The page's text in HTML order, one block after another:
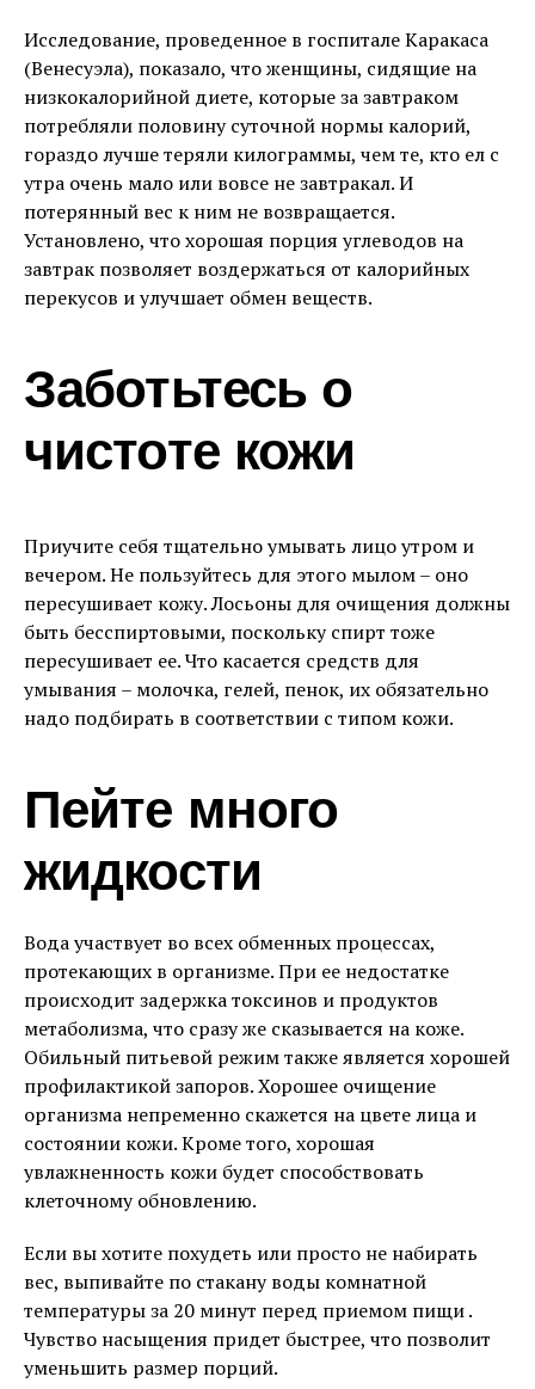
Исследование, проведенное в госпитале Каракаса
(Венесуэла), показало, что женщины, сидящие на
низкокалорийной диете, которые за завтраком
потребляли половину суточной нормы калорий,
гораздо лучше теряли килограммы, чем те, кто ел с
утра очень мало или вовсе не завтракал. И
потерянный вес к ним не возвращается.
Установлено, что хорошая порция углеводов на
завтрак позволяет воздержаться от калорийных
перекусов и улучшает обмен веществ.
Заботьтесь о
чистоте кожи
Приучите себя тщательно умывать лицо утром и
вечером. Не пользуйтесь для этого мылом – оно
пересушивает кожу. Лосьоны для очищения должны
быть бесспиртовыми, поскольку спирт тоже
пересушивает ее. Что касается средств для
умывания – молочка, гелей, пенок, их обязательно
надо подбирать в соответствии с типом кожи.
Пейте много
жидкости
Вода участвует во всех обменных процессах,
протекающих в организме. При ее недостатке
происходит задержка токсинов и продуктов
метаболизма, что сразу же сказывается на коже.
Обильный питьевой режим также является хорошей
профилактикой запоров. Хорошее очищение
организма непременно скажется на цвете лица и
состоянии кожи. Кроме того, хорошая
увлажненность кожи будет способствовать
клеточному обновлению.
Если вы хотите похудеть или просто не набирать
вес, выпивайте по стакану воды комнатной
температуры за 20 минут перед приемом пищи .
Чувство насыщения придет быстрее, что позволит
уменьшить размер порций.